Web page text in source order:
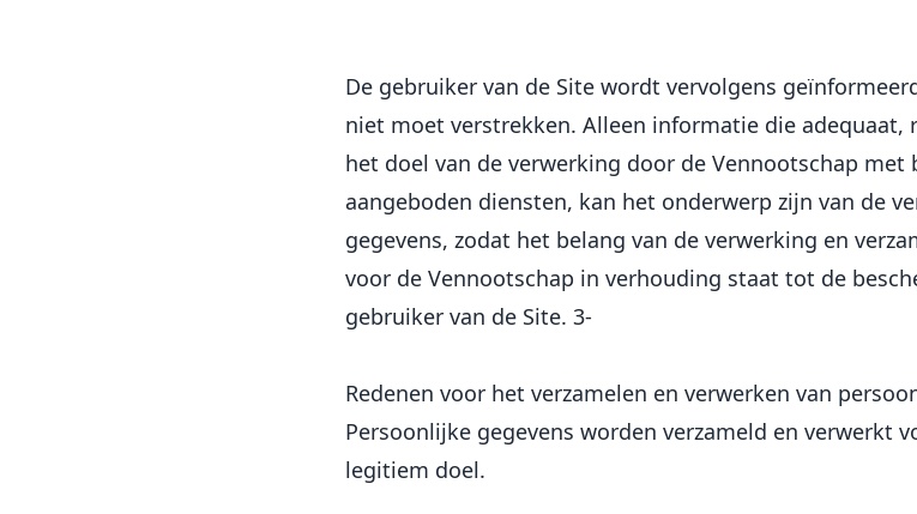
De gebruiker van de Site wordt vervolgens
niet moet verstrekken. Alleen informatie die adequaat,
het doel van de verwerking door de Vennootschap
aangeboden diensten, kan het onderwerp zijn van de
gegevens, zodat het belang van de verwerking en
voor de Vennootschap in verhouding staat tot de
gebruiker van de Site. 3-
Redenen voor het verzamelen en verwerken van
Persoonlijke gegevens worden verzameld en verwerkt
legitiem doel.